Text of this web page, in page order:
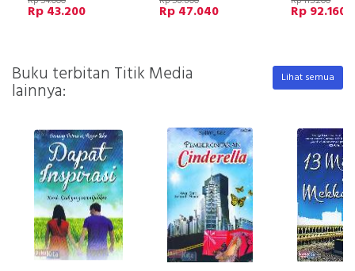
Rp 43.200 Rp 47.040 Rp 92.160
Buku terbitan Titik Media
lainnya:
Lihat semua